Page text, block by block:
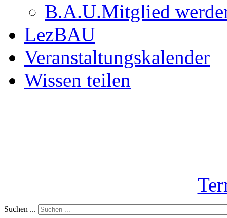
B.A.U.Mitglied
LezBAU
Veranstaltungskalender
Wissen teilen
Suchen ...